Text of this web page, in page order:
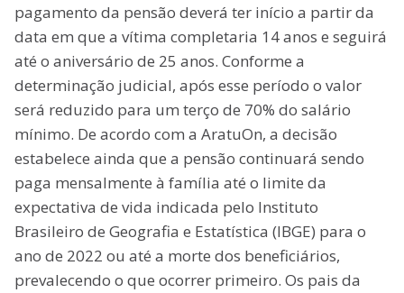
pagamento da pensão deverá ter início a partir da
data em que a vítima completaria 14 anos e seguirá
até o aniversário de 25 anos. Conforme a
determinação judicial, após esse período o valor
será reduzido para um terço de 70% do salário
mínimo. De acordo com a AratuOn, a decisão
estabelece ainda que a pensão continuará sendo
paga mensalmente à família até o limite da
expectativa de vida indicada pelo Instituto
Brasileiro de Geografia e Estatística (IBGE) para o
ano de 2022 ou até a morte dos beneficiários,
prevalecendo o que ocorrer primeiro. Os pais da